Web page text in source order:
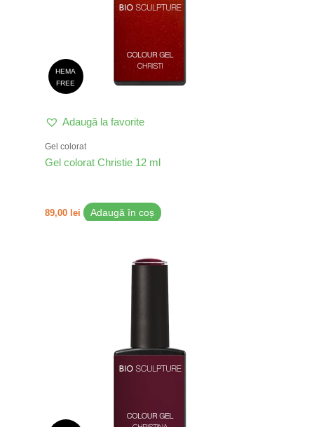
HEMA
FREE
Adaugă la favorite
Gel colorat
Gel colorat Christie 12 ml
89,00 lei Adaugă în coș